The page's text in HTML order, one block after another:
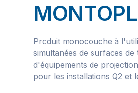
Produit monocouche à
simultanées de surfaces
d'équipements de
pour les installations Q2 et